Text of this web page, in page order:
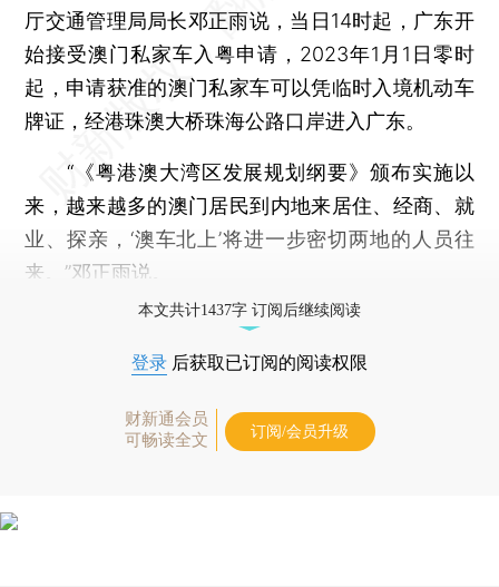
厅交通管理局局长邓正雨说，当日14时起，广东开
始接受澳门私家车入粤申请，2023年1月1日零时
起，申请获准的澳门私家车可以凭临时入境机动车
牌证，经港珠澳大桥珠海公路口岸进入广东。
“《粤港澳大湾区发展规划纲要》颁布实施以
来，越来越多的澳门居民到内地来居住、经商、就
业、探亲，‘澳车北上’将进一步密切两地的人员往
来。”邓正雨说。
本文共计1437字 订阅后继续阅读
登录 后获取已订阅的阅读权限
财新通会员
可畅读全文
订阅/会员升级